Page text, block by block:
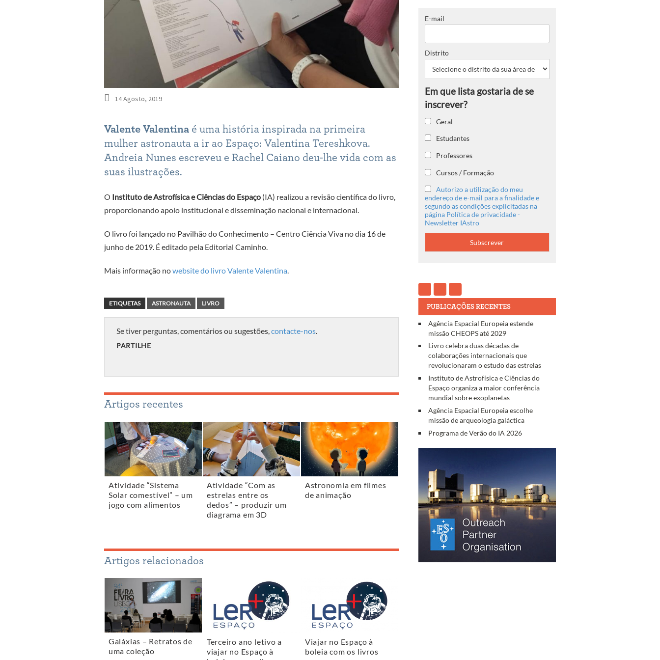
14 Agosto, 2019
Valente Valentina é uma história inspirada na primeira
mulher astronauta a ir ao Espaço: Valentina Tereshkova.
Andreia Nunes escreveu e Rachel Caiano deu-lhe vida com as
suas ilustrações.
O Instituto de Astrofísica e Ciências do Espaço (IA) realizou a revisão científica do livro,
proporcionando apoio institucional e disseminação nacional e internacional.
O livro foi lançado no Pavilhão do Conhecimento – Centro Ciência Viva no dia 16 de
junho de 2019. É editado pela Editorial Caminho.
Mais informação nowebsite do livro Valente Valentina.
ETIQUETAS ASTRONAUTA LIVRO
Se tiver perguntas, comentários ou sugestões, contacte-nos
PARTILHE
Artigos recentes
Atividade “Sistema
Solar comestível” – um
jogo com alimentos
Atividade “Com as
estrelas entre os
dedos” – produzir um
diagrama em 3D
Astronomia em filmes
de animação
Artigos relacionados
Galáxias – Retratos de
uma coleção
Terceiro ano letivo a
viajar no Espaço à
Viajar no Espaço à
boleia com os livros
E-mail
Distrito
Geral
Estudantes
Professores
Cursos / Formação
Autorizo a utilização do meu
endereço de e-mail para a finalidade e
segundo as condições explicitadas na
página Política de privacidade -
Newsletter IAstro
PUBLICAÇÕES RECENTES
Agência Espacial Europeia estende
missão CHEOPS até 2029
Livro celebra duas décadas de
colaborações internacionais que
revolucionaram o estudo das estrelas
Instituto de Astrofísica e Ciências do
Espaço organiza a maior conferência
mundial sobre exoplanetas
Agência Espacial Europeia escolhe
missão de arqueologia galáctica
Programa de Verão do IA 2026